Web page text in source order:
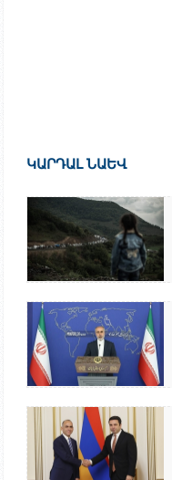
ԿԱՐԴԱԼ ՆԱԵՎ